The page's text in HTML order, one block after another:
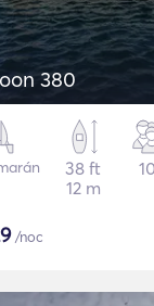
380
38 ft
12 m
10
/noc